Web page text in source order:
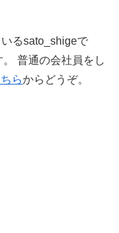
るsato_shigeで
普通の会社員をし
らからどうぞ。